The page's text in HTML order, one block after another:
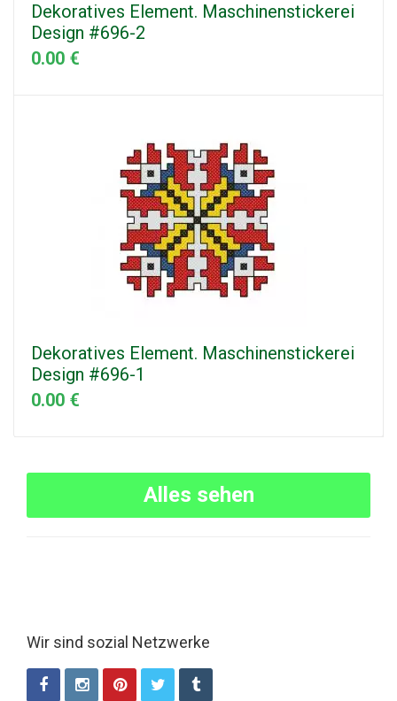
Dekoratives Element. Maschinenstickerei
Design #696-2
0.00 €
Dekoratives Element. Maschinenstickerei
Design #696-1
0.00 €
Alles sehen
Wir sind sozial Netzwerke